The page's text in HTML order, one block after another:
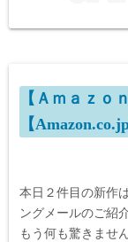
【Ａｍａｚｏ
【
本日２件目の新作
ングメールのご紹
もう何も驚きませ